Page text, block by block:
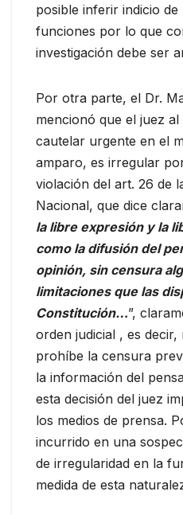
posible inferir indicio de
funciones por lo que
investigación debe ser
Por otra parte, el Dr.
mencionó que el juez al
cautelar urgente en el
amparo, es irregular
violación del art. 26 de
Nacional, que dice
la libre expresión y la
como la difusión del
opinión, sin censura
limitaciones que las
Constitución…”,
orden judicial , es
prohíbe la censura
la información del
esta decisión del juez
los medios de prensa.
incurrido en una
de irregularidad en la
medida de esta